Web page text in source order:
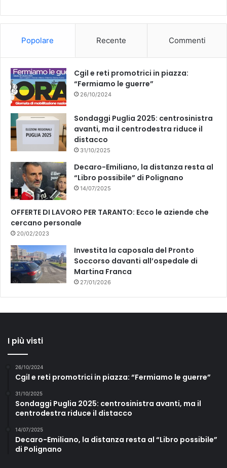
Popolare Recente Commenti
Cgil e reti promotrici in piazza:
“Fermiamo le guerre”
26/10/2024
Sondaggi Puglia 2025: centrosinistra
avanti, ma il centrodestra riduce il
distacco
31/10/2025
Decaro-Emiliano, la distanza resta al
“Libro possibile” di Polignano
14/07/2025
OFFERTE DI LAVORO PER TARANTO: Ecco le aziende che
cercano personale
20/02/2023
Investita la caposala del Pronto
Soccorso davanti all’ospedale di
Martina Franca
27/01/2026
I più visti
26/10/2024
Cgil e reti promotrici in piazza: “Fermiamo le guerre”
31/10/2025
Sondaggi Puglia 2025: centrosinistra avanti, ma il
centrodestra riduce il distacco
14/07/2025
Decaro-Emiliano, la distanza resta al “Libro possibile”
di Polignano